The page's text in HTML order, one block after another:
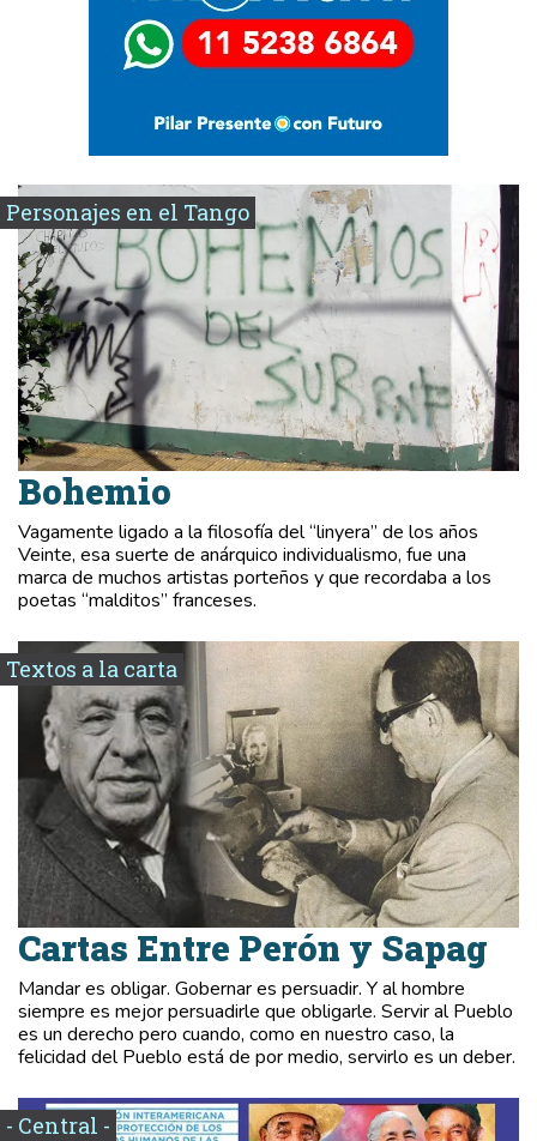
Personajes en el Tango
Bohemio
Vagamente ligado a la filosofía del “linyera” de los años
Veinte, esa suerte de anárquico individualismo, fue una
marca de muchos artistas porteños y que recordaba a los
poetas “malditos” franceses.
Textos a la carta
Cartas Entre Perón y Sapag
Mandar es obligar. Gobernar es persuadir. Y al hombre
siempre es mejor persuadirle que obligarle. Servir al Pueblo
es un derecho pero cuando, como en nuestro caso, la
felicidad del Pueblo está de por medio, servirlo es un deber.
- Central -